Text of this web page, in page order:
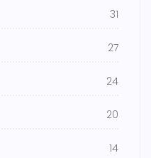
31
27
24
20
14